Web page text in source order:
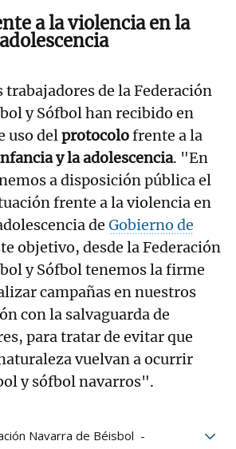
a la violencia en la
trabajadores de la Federación
y Sófbol han recibido en
uso delprotocolofrente a la
y la adolescencia. "En
a disposición pública el
frente a la violencia en
de Gobierno de
objetivo, desde la Federación
y Sófbol tenemos la firme
campañas en nuestros
con la salvaguarda de
para tratar de evitar que
vuelvan a ocurrir
y sófbol navarros".
Navarra de Béisbol